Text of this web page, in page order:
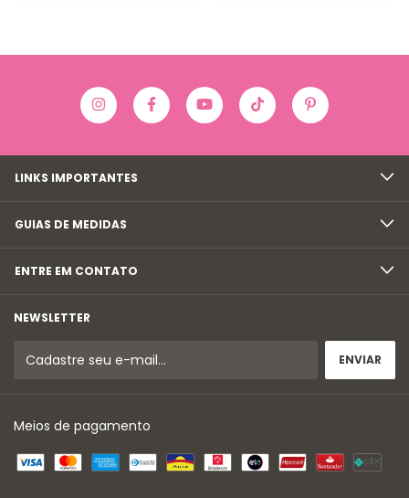
LINKS IMPORTANTES
GUIAS DE MEDIDAS
ENTRE EM CONTATO
NEWSLETTER
Meios de pagamento